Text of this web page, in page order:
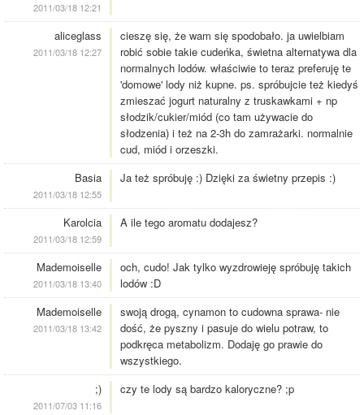
2011/03/18 12:21
aliceglass
2011/03/18 12:27
cieszę się, że wam się spodobało. ja uwielbiam
robić sobie takie cudeńka, świetna alternatywa dla
normalnych lodów. właściwie to teraz preferuję te
'domowe' lody niż kupne. ps. spróbujcie też kiedyś
zmieszać jogurt naturalny z truskawkami + np
słodzik/cukier/miód (co tam używacie do
słodzenia) i też na 2-3h do zamrażarki. normalnie
cud, miód i orzeszki.
Basia
2011/03/18 12:55
Ja też spróbuję :) Dzięki za świetny przepis :)
Karolcia
2011/03/18 12:59
A ile tego aromatu dodajesz?
Mademoiselle
2011/03/18 13:40
och, cudo! Jak tylko wyzdrowieję spróbuję takich
lodów :D
Mademoiselle
2011/03/18 13:42
swoją drogą, cynamon to cudowna sprawa- nie
dość, że pyszny i pasuje do wielu potraw, to
podkręca metabolizm. Dodaję go prawie do
wszystkiego.
;)
2011/07/03 11:16
czy te lody są bardzo kaloryczne? ;p